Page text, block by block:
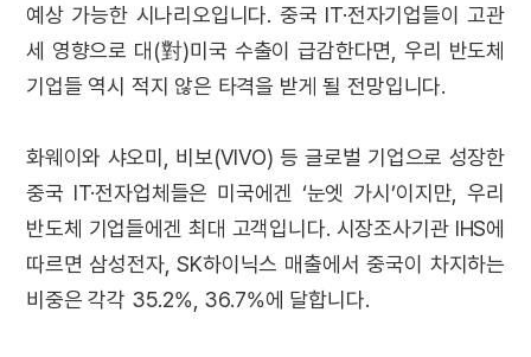
예상 가능한 시나리오입니다. 중국 IT·전자기업들이 고관
세 영향으로 대(對)미국 수출이 급감한다면, 우리 반도체
기업들 역시 적지 않은 타격을 받게 될 전망입니다.
화웨이와 샤오미, 비보(VIVO) 등 글로벌 기업으로 성장한
중국 IT·전자업체들은 미국에겐 ‘눈엣 가시’이지만, 우리
반도체 기업들에겐 최대 고객입니다. 시장조사기관 IHS에
따르면 삼성전자, SK하이닉스 매출에서 중국이 차지하는
비중은 각각 35.2%, 36.7%에 달합니다.